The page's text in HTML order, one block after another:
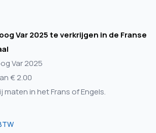
Var 2025 te verkrijgen in de Franse
Var 2025
€ 2.00
maten in het Frans of Engels.